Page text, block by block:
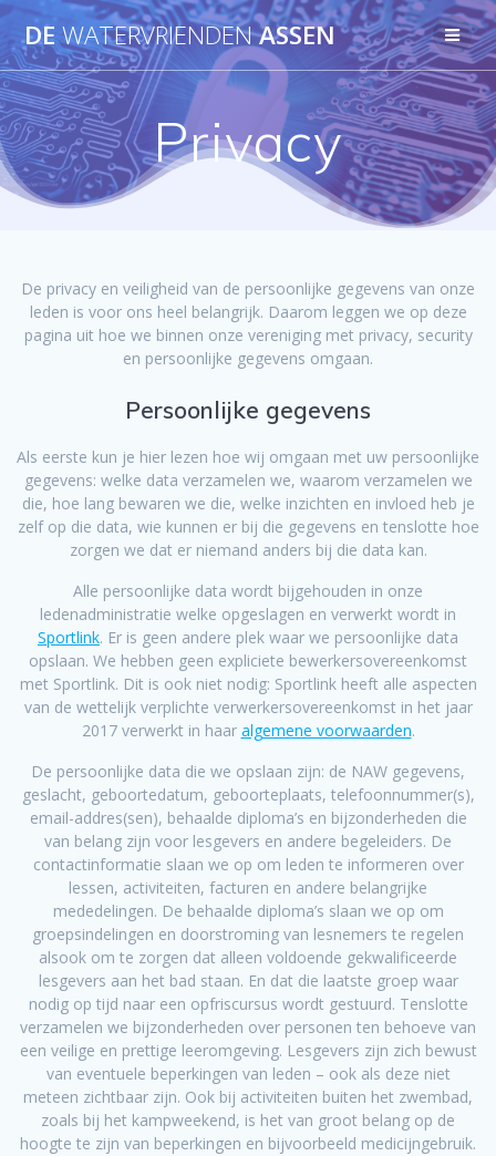
Ga
naar
de
inhoud
DEWATERVRIENDENASSEN
Privacy
De privacy en veiligheid van de persoonlijke gegevens van onze
leden is voor ons heel belangrijk. Daarom leggen we op deze
pagina uit hoe we binnen onze vereniging met privacy, security
en persoonlijke gegevens omgaan.
Persoonlijke gegevens
Als eerste kun je hier lezen hoe wij omgaan met uw persoonlijke
gegevens: welke data verzamelen we, waarom verzamelen we
die, hoe lang bewaren we die, welke inzichten en invloed heb je
zelf op die data, wie kunnen er bij die gegevens en tenslotte hoe
zorgen we dat er niemand anders bij die data kan.
Alle persoonlijke data wordt bijgehouden in onze
ledenadministratie welke opgeslagen en verwerkt wordt in
Sportlink. Er is geen andere plek waar we persoonlijke data
opslaan. We hebben geen expliciete bewerkersovereenkomst
met Sportlink. Dit is ook niet nodig: Sportlink heeft alle aspecten
van de wettelijk verplichte verwerkersovereenkomst in het jaar
2017 verwerkt in haar algemene voorwaarden.
De persoonlijke data die we opslaan zijn: de NAW gegevens,
geslacht, geboortedatum, geboorteplaats, telefoonnummer(s),
email-addres(sen), behaalde diploma’s en bijzonderheden die
van belang zijn voor lesgevers en andere begeleiders. De
contactinformatie slaan we op om leden te informeren over
lessen, activiteiten, facturen en andere belangrijke
mededelingen. De behaalde diploma’s slaan we op om
groepsindelingen en doorstroming van lesnemers te regelen
alsook om te zorgen dat alleen voldoende gekwalificeerde
lesgevers aan het bad staan. En dat die laatste groep waar
nodig op tijd naar een opfriscursus wordt gestuurd. Tenslotte
verzamelen we bijzonderheden over personen ten behoeve van
een veilige en prettige leeromgeving. Lesgevers zijn zich bewust
van eventuele beperkingen van leden – ook als deze niet
meteen zichtbaar zijn. Ook bij activiteiten buiten het zwembad,
zoals bij het kampweekend, is het van groot belang op de
hoogte te zijn van beperkingen en bijvoorbeeld medicijngebruik.